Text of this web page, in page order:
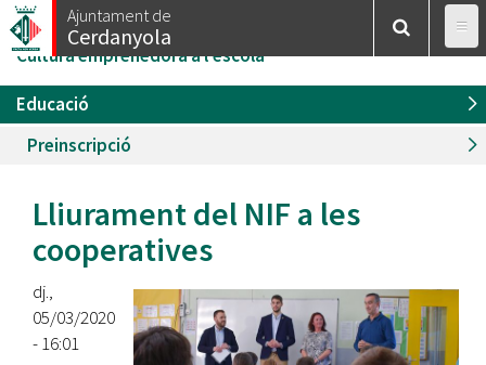
Vés
al
contingut
Ajuntament de
Cerdanyola
Esteu
aquí
Inici Educació /Projecte Educatiu de Cerdanyola
Cultura emprenedora a l'escola
Educació
Preinscripció
Lliurament del NIF a les
cooperatives
dj.,
05/03/2020
- 16:01